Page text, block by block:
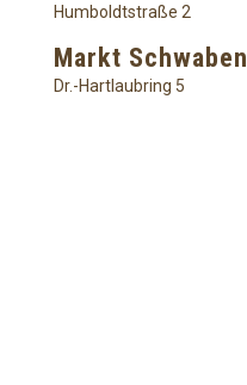
Humboldtstraße 2
Markt Schwaben
Dr.-Hartlaubring 5